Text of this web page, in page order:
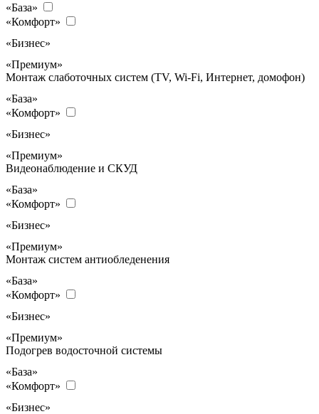
«База»
«Комфорт»
«Бизнес»
«Премиум»
Монтаж слаботочных систем (TV, Wi-Fi, Интернет, домофон)
«База»
«Комфорт»
«Бизнес»
«Премиум»
Видеонаблюдение и СКУД
«База»
«Комфорт»
«Бизнес»
«Премиум»
Монтаж систем антиобледенения
«База»
«Комфорт»
«Бизнес»
«Премиум»
Подогрев водосточной системы
«База»
«Комфорт»
«Бизнес»